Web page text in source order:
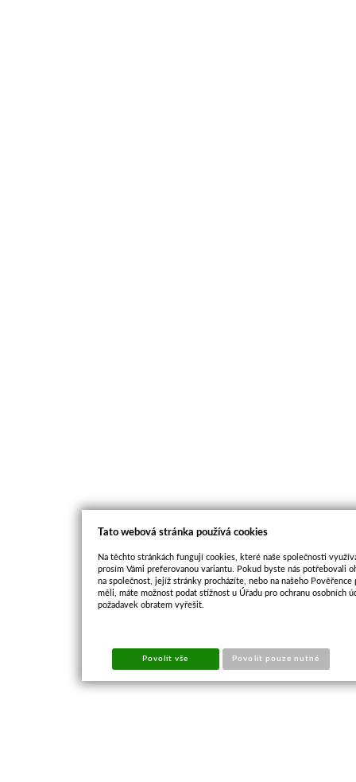
Tato webová stránka používá cookies
Na těchto stránkách fungují cookies, které naše společnosti
prosím Vámi preferovanou variantu. Pokud byste nás potřebovali
na společnost, jejíž stránky procházíte, nebo na našeho
měli, máte možnost podat stížnost u Úřadu pro ochranu osobních
požadavek obratem vyřešit.
Povolit vše Povolit pouze nutné